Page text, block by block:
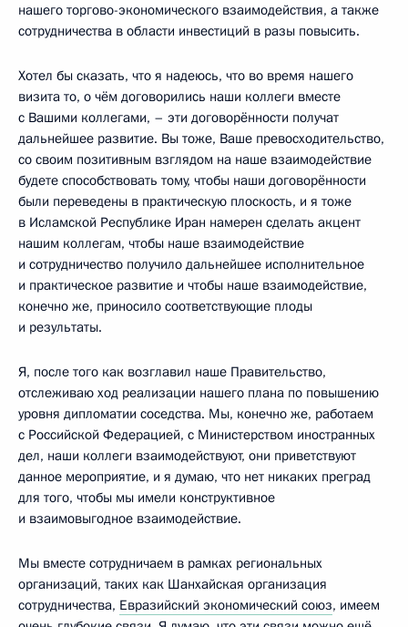
нашего торгово-экономического взаимодействия, а также
сотрудничества в области инвестиций в разы повысить.
Хотел бы сказать, что я надеюсь, что во время нашего
визита то, о чём договорились наши коллеги вместе
с Вашими коллегами, – эти договорённости получат
дальнейшее развитие. Вы тоже, Ваше превосходительство,
со своим позитивным взглядом на наше взаимодействие
будете способствовать тому, чтобы наши договорённости
были переведены в практическую плоскость, и я тоже
в Исламской Республике Иран намерен сделать акцент
нашим коллегам, чтобы наше взаимодействие
и сотрудничество получило дальнейшее исполнительное
и практическое развитие и чтобы наше взаимодействие,
конечно же, приносило соответствующие плоды
и результаты.
Я, после того как возглавил наше Правительство,
отслеживаю ход реализации нашего плана по повышению
уровня дипломатии соседства. Мы, конечно же, работаем
с Российской Федерацией, с Министерством иностранных
дел, наши коллеги взаимодействуют, они приветствуют
данное мероприятие, и я думаю, что нет никаких преград
для того, чтобы мы имели конструктивное
и взаимовыгодное взаимодействие.
Мы вместе сотрудничаем в рамках региональных
организаций, таких как Шанхайская организация
сотрудничества, Евразийский экономический союз, имеем